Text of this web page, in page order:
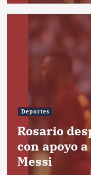
Deportes
Rosario
con apoyo
Messi